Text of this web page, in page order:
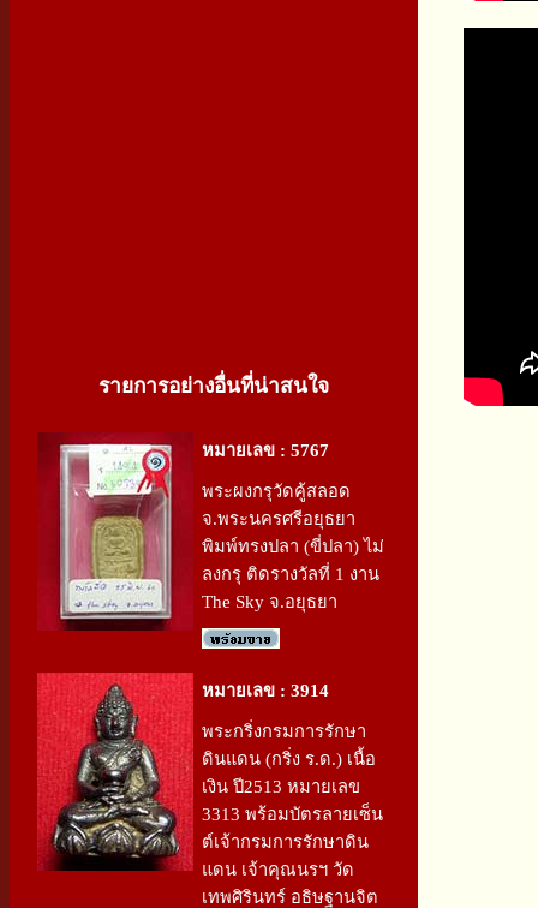
รายการอย่างอื่นที่น่าสนใจ
หมายเลข : 5767
พระผงกรุวัดคู้สลอด
จ.พระนครศรีอยุธยา
พิมพ์ทรงปลา (ขี่ปลา) ไม่
ลงกรุ ติดรางวัลที่ 1 งาน
The Sky จ.อยุธยา
หมายเลข : 3914
พระกริ่งกรมการรักษา
ดินแดน (กริ่ง ร.ด.) เนื้อ
เงิน ปี2513 หมายเลข
3313 พร้อมบัตรลายเซ็น
ต์เจ้ากรมการรักษาดิน
แดน เจ้าคุณนรฯ วัด
เทพศิรินทร์ อธิษฐานจิต